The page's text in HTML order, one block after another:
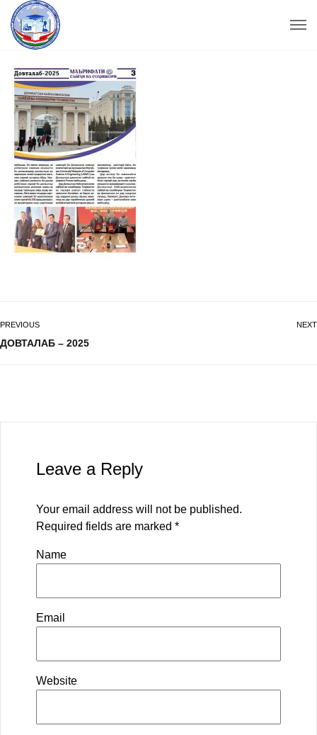
PREVIOUS
ДОВТАЛАБ – 2025
NEXT
Leave a Reply
Your email address will not be published.
Required fields are marked *
Name
Email
Website